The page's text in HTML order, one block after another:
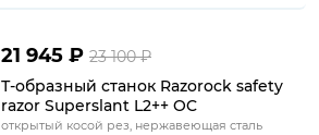
21 945 ₽ 23 100 ₽
Т-образный станок Razorock safety
razor Superslant L2++ OC
открытый косой рез, нержавеющая сталь